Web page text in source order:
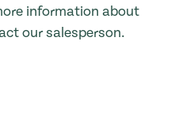
information about
our salesperson.